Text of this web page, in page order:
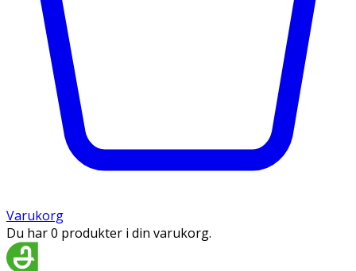
Varukorg
Du har 0 produkter i din varukorg.